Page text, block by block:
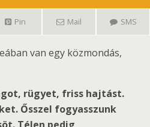
Pin Mail SMS
van egy közmondás,
rügyet, friss hajtást.
Ősszel fogyasszunk